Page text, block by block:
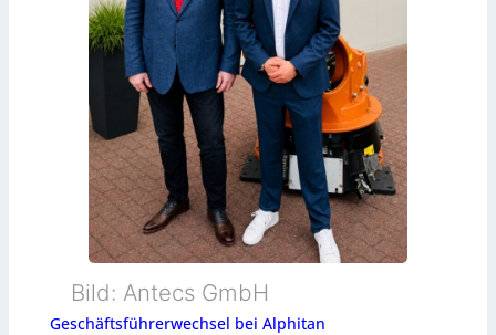
Bild: Antecs GmbH
Geschäftsführerwechsel bei Alphitan